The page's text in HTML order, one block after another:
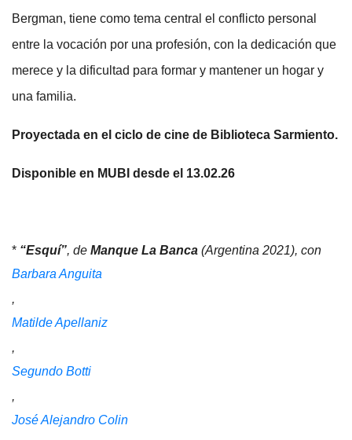
Bergman, tiene como tema central el conflicto personal
entre la vocación por una profesión, con la dedicación que
merece y la dificultad para formar y mantener un hogar y
una familia.
Proyectada en el ciclo de cine de Biblioteca Sarmiento.
Disponible en MUBI desde el 13.02.26
* “Esquí”, de Manque La Banca (Argentina 2021), con
Barbara Anguita
,
Matilde Apellaniz
,
Segundo Botti
,
José Alejandro Colin